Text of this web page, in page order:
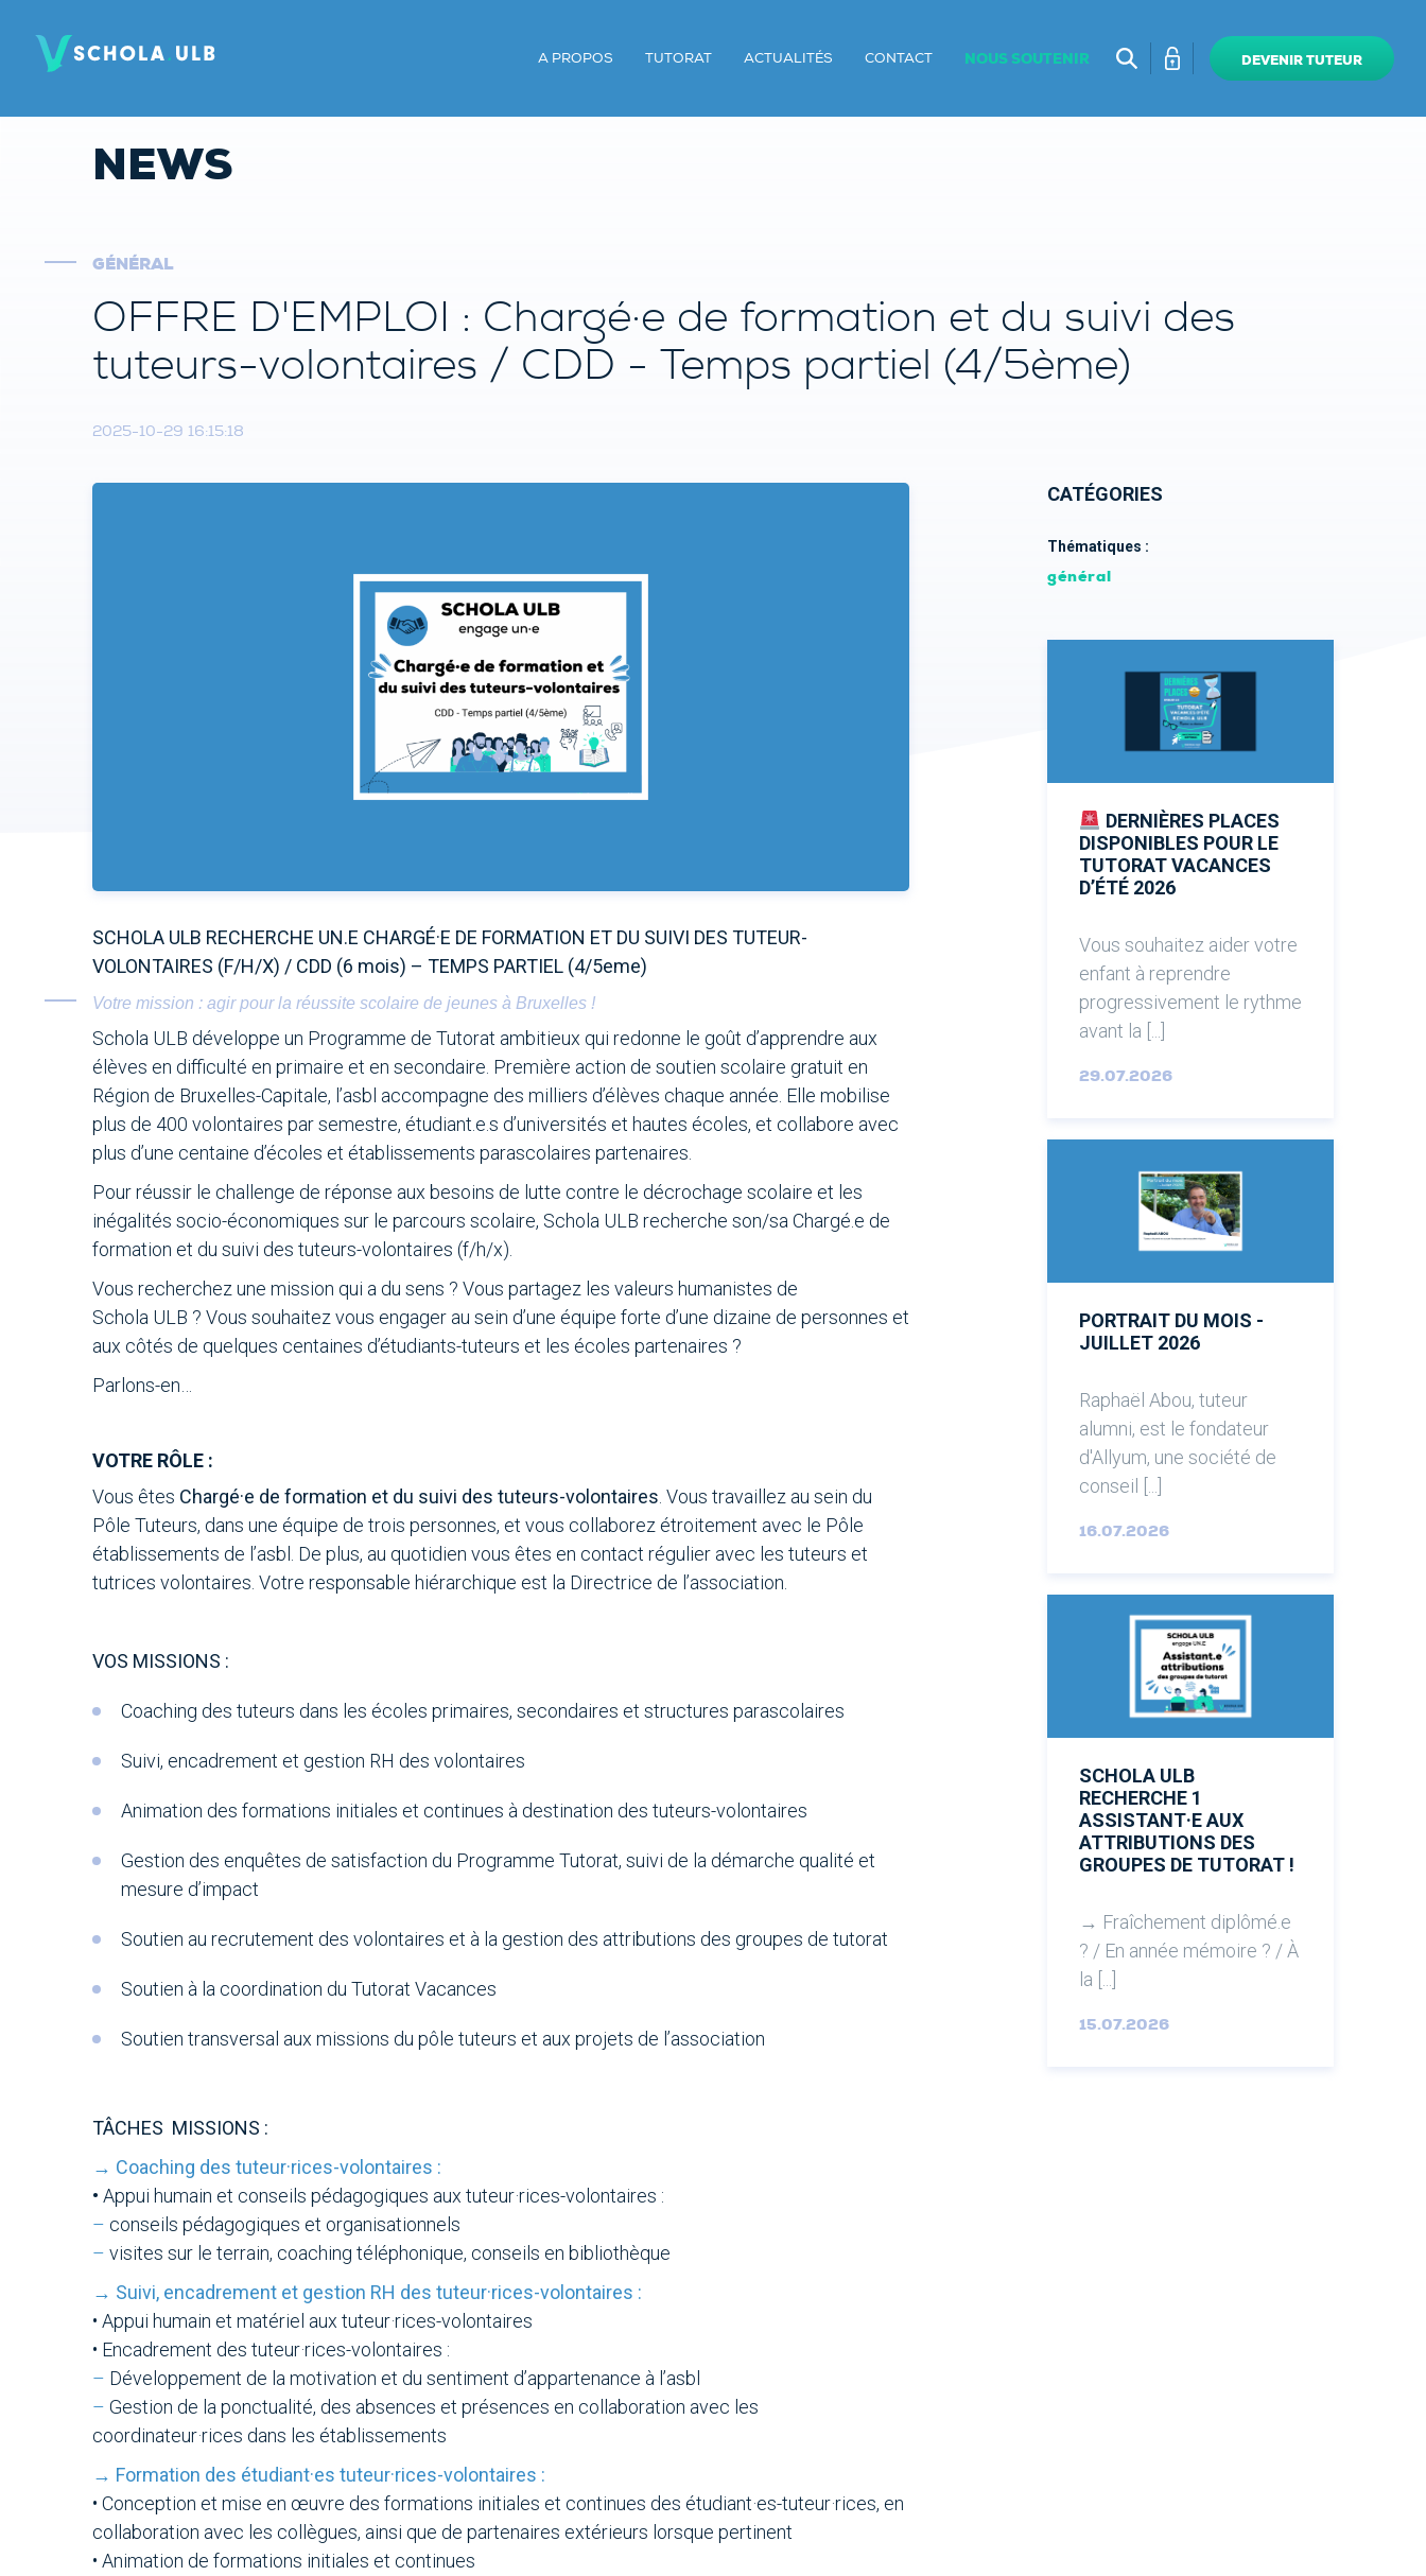
A PROPOS TUTORAT ACTUALITÉS CONTACT NOUS SOUTENIR DEVENIR TUTEUR
NEWS
GÉNÉRAL
OFFRE D'EMPLOI : Chargé·e de formation et du suivi des
tuteurs-volontaires / CDD - Temps partiel (4/5ème)
2025-10-29 16:15:18
SCHOLA ULB RECHERCHE UN.E CHARGÉ·E DE FORMATION ET DU SUIVI DES TUTEUR-
VOLONTAIRES (F/H/X) / CDD (6 mois) – TEMPS PARTIEL (4/5eme)
Votre mission : agir pour la réussite scolaire de jeunes à Bruxelles !
Schola ULB développe un Programme de Tutorat ambitieux qui redonne le goût d’apprendre aux
élèves en difficulté en primaire et en secondaire. Première action de soutien scolaire gratuit en
Région de Bruxelles-Capitale, l’asbl accompagne des milliers d’élèves chaque année. Elle mobilise
plus de 400 volontaires par semestre, étudiant.e.s d’universités et hautes écoles, et collabore avec
plus d’une centaine d’écoles et établissements parascolaires partenaires.
Pour réussir le challenge de réponse aux besoins de lutte contre le décrochage scolaire et les
inégalités socio-économiques sur le parcours scolaire, Schola ULB recherche son/sa Chargé.e de
formation et du suivi des tuteurs-volontaires (f/h/x).
Vous recherchez une mission qui a du sens ? Vous partagez les valeurs humanistes de
Schola ULB ? Vous souhaitez vous engager au sein d’une équipe forte d’une dizaine de personnes et
aux côtés de quelques centaines d’étudiants-tuteurs et les écoles partenaires ?
Parlons-en…
VOTRE RÔLE :
Vous êtes Chargé·e de formation et du suivi des tuteurs-volontaires . Vous travaillez au sein du
Pôle Tuteurs, dans une équipe de trois personnes, et vous collaborez étroitement avec le Pôle
établissements de l’asbl. De plus, au quotidien vous êtes en contact régulier avec les tuteurs et
tutrices volontaires. Votre responsable hiérarchique est la Directrice de l’association.
VOS MISSIONS :
Coaching des tuteurs dans les écoles primaires, secondaires et structures parascolaires
Suivi, encadrement et gestion RH des volontaires
Animation des formations initiales et continues à destination des tuteurs-volontaires
Gestion des enquêtes de satisfaction du Programme Tutorat, suivi de la démarche qualité et
mesure d’impact
Soutien au recrutement des volontaires et à la gestion des attributions des groupes de tutorat
Soutien à la coordination du Tutorat Vacances
Soutien transversal aux missions du pôle tuteurs et aux projets de l’association
TÂCHES MISSIONS :
→ Coaching des tuteur·rices-volontaires :
• Appui humain et conseils pédagogiques aux tuteur·rices-volontaires :
– conseils pédagogiques et organisationnels
– visites sur le terrain, coaching téléphonique, conseils en bibliothèque
→ Suivi, encadrement et gestion RH des tuteur·rices-volontaires :
• Appui humain et matériel aux tuteur·rices-volontaires
• Encadrement des tuteur·rices-volontaires :
– Développement de la motivation et du sentiment d’appartenance à l’asbl
– Gestion de la ponctualité, des absences et présences en collaboration avec les
coordinateur·rices dans les établissements
→ Formation des étudiant·es tuteur·rices-volontaires :
• Conception et mise en œuvre des formations initiales et continues des étudiant·es-tuteur·rices, en
collaboration avec les collègues, ainsi que de partenaires extérieurs lorsque pertinent
• Animation de formations initiales et continues
CATÉGORIES
Thématiques :
général
DERNIÈRES PLACES
DISPONIBLES POUR LE
TUTORAT VACANCES
D’ÉTÉ 2026
Vous souhaitez aider votre
enfant à reprendre
progressivement le rythme
avant la [...]
29.07.2026
PORTRAIT DU MOIS -
JUILLET 2026
Raphaël Abou, tuteur
alumni, est le fondateur
d'Allyum, une société de
conseil [...]
16.07.2026
SCHOLA ULB
RECHERCHE 1
ASSISTANT·E AUX
ATTRIBUTIONS DES
GROUPES DE TUTORAT !
→ Fraîchement diplômé.e
? / En année mémoire ? / À
la [...]
15.07.2026